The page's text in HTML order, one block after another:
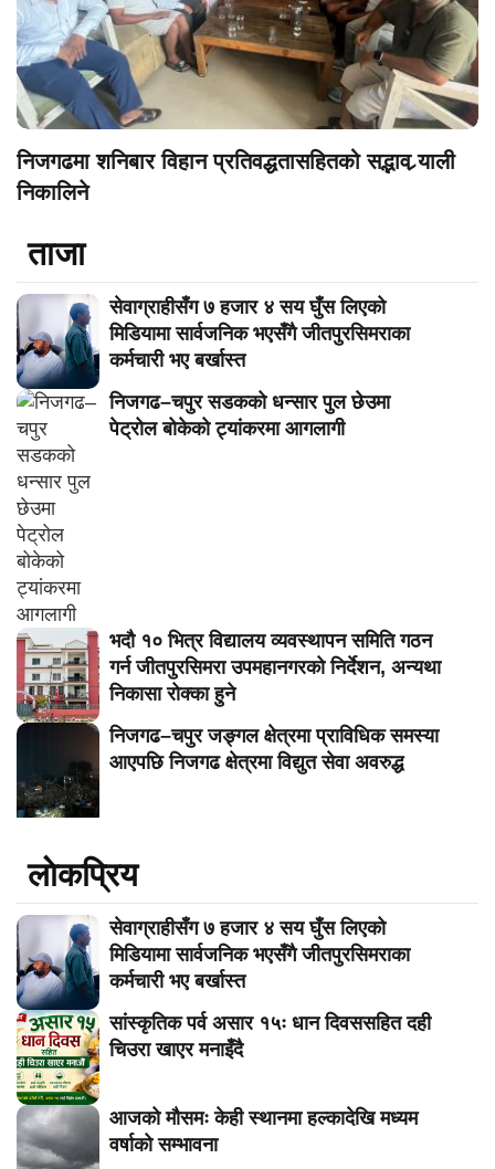
निजगढमा शनिबार विहान प्रतिवद्धतासहितको सद्भाव र्‍याली
निकालिने
ताजा
सेवाग्राहीसँग ७ हजार ४ सय घुँस लिएको
मिडियामा सार्वजनिक भएसँगै जीतपुरसिमराका
कर्मचारी भए बर्खास्त
निजगढ–चपुर सडकको धन्सार पुल छेउमा
पेट्रोल बोकेको ट्यांकरमा आगलागी
भदौ १० भित्र विद्यालय व्यवस्थापन समिति गठन
गर्न जीतपुरसिमरा उपमहानगरको निर्देशन, अन्यथा
निकासा रोक्का हुने
निजगढ–चपुर जङ्गल क्षेत्रमा प्राविधिक समस्या
आएपछि निजगढ क्षेत्रमा विद्युत सेवा अवरुद्ध
लाेकप्रिय
सेवाग्राहीसँग ७ हजार ४ सय घुँस लिएको
मिडियामा सार्वजनिक भएसँगै जीतपुरसिमराका
कर्मचारी भए बर्खास्त
सांस्कृतिक पर्व असार १५ः धान दिवससहित दही
चिउरा खाएर मनाइँदै
आजको मौसमः केही स्थानमा हल्कादेखि मध्यम
वर्षाको सम्भावना